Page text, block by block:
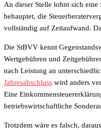
An dieser Stelle lohnt sich
behauptet, die
vollständig auf Zeitaufwand.
Die StBVV kennt
Wertgebühren und
nach Leistung an
Jahresabschluss wird anders
Eine
betriebswirtschaftliche
Trotzdem wäre es falsch,